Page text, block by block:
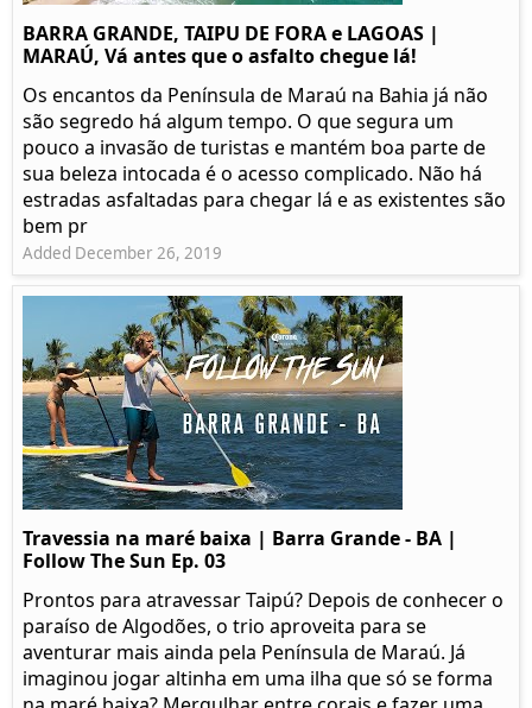
BARRA GRANDE, TAIPU DE FORA e LAGOAS |
MARAÚ, Vá antes que o asfalto chegue lá!
Os encantos da Península de Maraú na Bahia já não
são segredo há algum tempo. O que segura um
pouco a invasão de turistas e mantém boa parte de
sua beleza intocada é o acesso complicado. Não há
estradas asfaltadas para chegar lá e as existentes são
bem pr
Added December 26, 2019
Travessia na maré baixa | Barra Grande - BA |
Follow The Sun Ep. 03
Prontos para atravessar Taipú? Depois de conhecer o
paraíso de Algodões, o trio aproveita para se
aventurar mais ainda pela Península de Maraú. Já
imaginou jogar altinha em uma ilha que só se forma